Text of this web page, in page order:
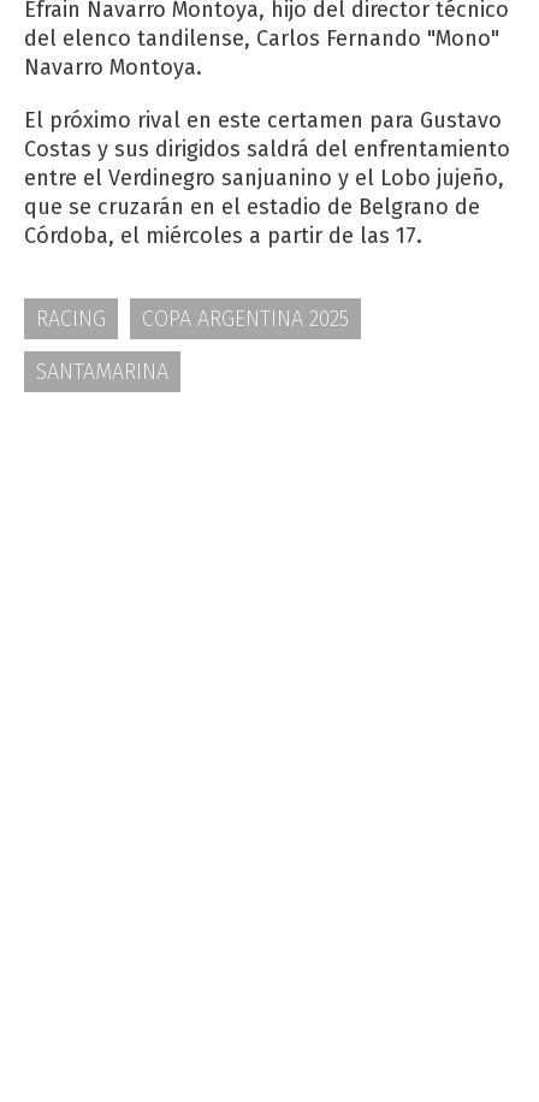
Efrain Navarro Montoya, hijo del director técnico
del elenco tandilense, Carlos Fernando "Mono"
Navarro Montoya.
El próximo rival en este certamen para Gustavo
Costas y sus dirigidos saldrá del enfrentamiento
entre el Verdinegro sanjuanino y el Lobo jujeño,
que se cruzarán en el estadio de Belgrano de
Córdoba, el miércoles a partir de las 17.
RACING
COPA ARGENTINA 2025
SANTAMARINA